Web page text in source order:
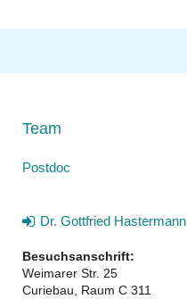
Team
Postdoc
Dr. Gottfried Hastermann
Besuchsanschrift:
Weimarer Str. 25
Curiebau, Raum C 311